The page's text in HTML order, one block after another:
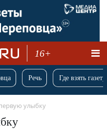
16+
Речь Где взять
улыбку